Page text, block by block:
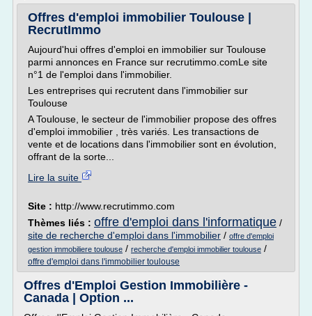
Offres d'emploi immobilier Toulouse |
RecrutImmo
Aujourd'hui offres d'emploi en immobilier sur Toulouse
parmi annonces en France sur recrutimmo.comLe site
n°1 de l'emploi dans l'immobilier.
Les entreprises qui recrutent dans l'immobilier sur
Toulouse
A Toulouse, le secteur de l'immobilier propose des offres
d'emploi immobilier , très variés. Les transactions de
vente et de locations dans l'immobilier sont en évolution,
offrant de la sorte...
Lire la suite
Site : http://www.recrutimmo.com
Thèmes liés : offre d'emploi dans l'informatique /
site de recherche d'emploi dans l'immobilier / offre d'emploi
gestion immobiliere toulouse / recherche d'emploi immobilier toulouse /
offre d'emploi dans l'immobilier toulouse
Offres d'Emploi Gestion Immobilière -
Canada | Option ...